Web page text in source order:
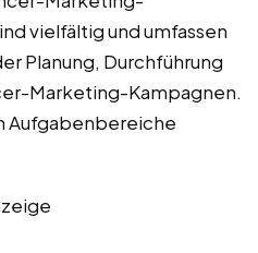
vielfältig und umfassen
Planung, Durchführung
Marketing-Kampagnen.
Aufgabenbereiche